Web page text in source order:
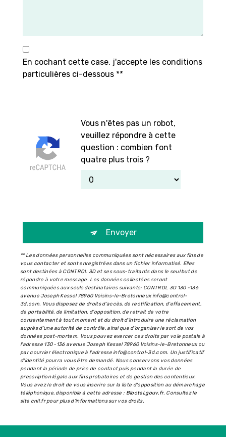
En cochant cette case, j'accepte les conditions
particulières ci-dessous **
Vous n'êtes pas un robot,
veuillez répondre à cette
question : combien font
quatre plus trois ?
Envoyer
** Les données personnelles communiquées sont nécessaires aux fins de
vous contacter et sont enregistrées dans un fichier informatisé. Elles
sont destinées à CONTROL 3D et ses sous-traitants dans le seul but de
répondre à votre message. Les données collectées seront
communiquées aux seuls destinataires suivants: CONTROL 3D 130 -136
avenue Joseph Kessel 78960 Voisins-le-Bretonneux info@control-
3d.com. Vous disposez de droits d’accès, de rectification, d’effacement,
de portabilité, de limitation, d’opposition, de retrait de votre
consentement à tout moment et du droit d’introduire une réclamation
auprès d’une autorité de contrôle, ainsi que d’organiser le sort de vos
données post-mortem. Vous pouvez exercer ces droits par voie postale à
l'adresse 130 -136 avenue Joseph Kessel 78960 Voisins-le-Bretonneux ou
par courrier électronique à l'adresse info@control-3d.com. Un justificatif
d'identité pourra vous être demandé. Nous conservons vos données
pendant la période de prise de contact puis pendant la durée de
prescription légale aux fins probatoires et de gestion des contentieux.
Vous avez le droit de vous inscrire sur la liste d'opposition au démarchage
téléphonique, disponible à cette adresse : Bloctel.gouv.fr. Consultez le
site cnil.fr pour plus d’informations sur vos droits.